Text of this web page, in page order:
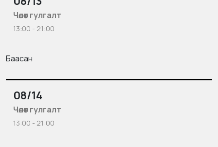
Чөлөөт гулгалт
13:00 - 21:00
Баасан
08/14
Чөлөөт гулгалт
13:00 - 21:00